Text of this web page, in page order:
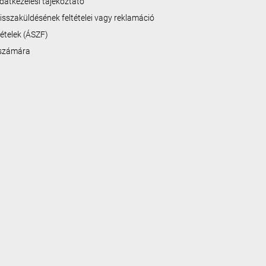
feltételei vagy reklamáció
(ÁSZF)